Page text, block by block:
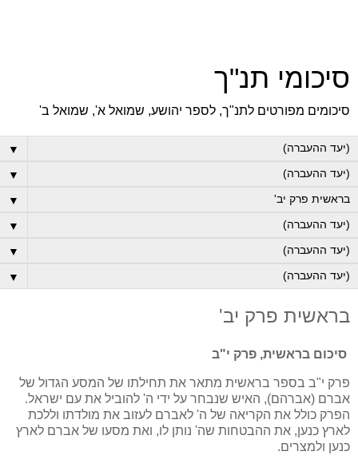
סיכומי תנ"ך
סיכומים מפורטים לתנ"ך, לספר יהושע, שמואל א', שמואל ב'
▼
▼
▼
▼
▼
▼
בראשית פרק יב'
סיכום בראשית, פרק י"ב
פרק י"ב בספר בראשית מתאר את תחילתו של המסע הגדול של
אברם (אברהם), האיש שנבחר על ידי ה' להוביל את עם ישראל.
הפרק כולל את הקריאה של ה' לאברם לעזוב את מולדתו וללכת
לארץ כנען, את ההבטחות שה' נותן לו, ואת מסעו של אברם לארץ
כנען ולמצרים.